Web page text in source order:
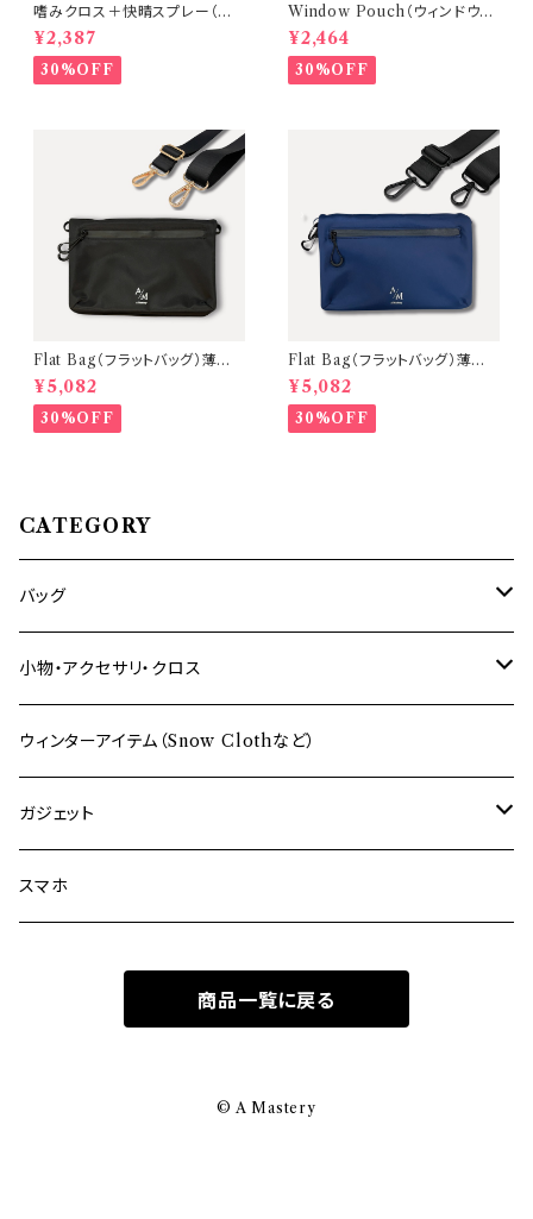
嗜みクロス＋快晴スプレー（カラ
ビナ・収納できるバネくち巾着ク
ロス付）
¥2,387
30%OFF
Window Pouch（ウィンドウポ
ーチ）3ルーム極薄トラベルケー
ス・パスポート入れ【本体：Blac
k/タブカラー：Yellow】
¥2,464
30%OFF
Flat Bag（フラットバッグ）薄型ミ
ニショルダーバッグ【本体：Blac
k 金具：Gold】
¥5,082
30%OFF
Flat Bag（フラットバッグ）薄型ミ
ニショルダーバッグ【本体：Navy
金具：Black】
¥5,082
30%OFF
CATEGORY
バッグ
ショルダーバッグ
バックパック
サコッシュ
その他のバッグ
小物・アクセサリ・クロス
財布
ポーチ
アクセサリ
メンテナンスソリューション
ウィンターアイテム（Snow Clothなど）
ガジェット
パソコン
スマホ
商品一覧に戻る
© A Mastery